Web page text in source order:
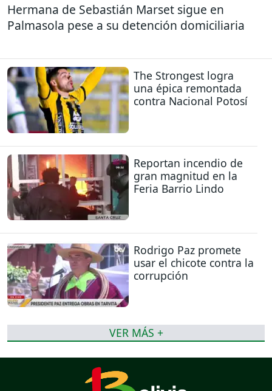
Hermana de Sebastián Marset sigue en
Palmasola pese a su detención domiciliaria
The Strongest logra
una épica remontada
contra Nacional Potosí
Reportan incendio de
gran magnitud en la
Feria Barrio Lindo
Rodrigo Paz promete
usar el chicote contra la
corrupción
VER MÁS +